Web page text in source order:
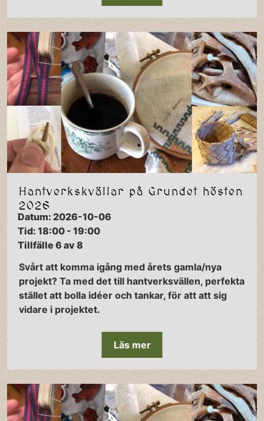
Hantverkskvällar på Grundet hösten
2026
Datum: 2026-10-06
Tid: 18:00 - 19:00
Tillfälle 6 av 8
Svårt att komma igång med årets gamla/nya
projekt? Ta med det till hantverksvällen, perfekta
stället att bolla idéer och tankar, för att att sig
vidare i projektet.
Läs mer